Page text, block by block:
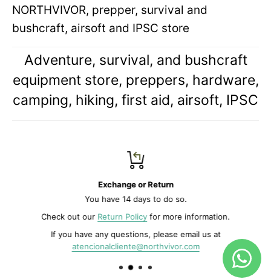
NORTHVIVOR, prepper, survival and
bushcraft, airsoft and IPSC store
Adventure, survival, and bushcraft
equipment store, preppers, hardware,
camping, hiking, first aid, airsoft, IPSC
Exchange or Return
You have 14 days to do so.
Check out our Return Policyfor more information.
If you have any questions, please email us at
atencionalcliente@northvivor.com